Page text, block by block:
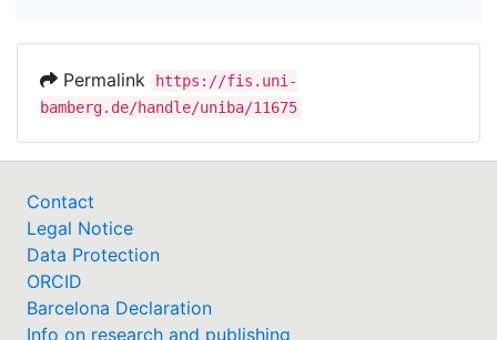
Permalink
https://fis.uni-
bamberg.de/handle/uniba/11675
Contact
Legal Notice
Data Protection
ORCID
Barcelona Declaration
Info on research and publishing